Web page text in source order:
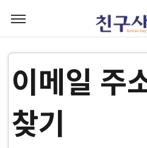
이메일 주
찾기